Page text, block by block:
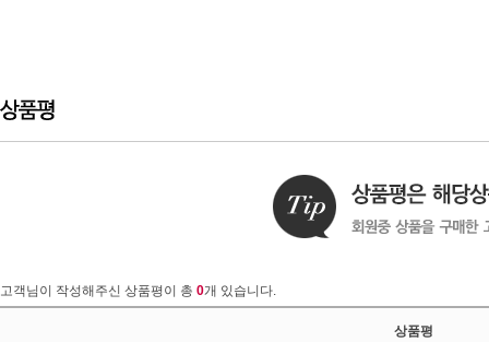
고객님이 작성해주신 상품평이 총 0개 있습니다.
상품평